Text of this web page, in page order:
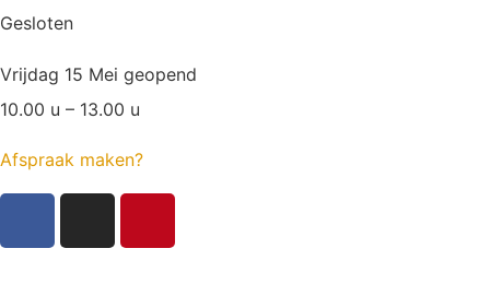
Gesloten
Vrijdag 15 Mei geopend
10.00 u – 13.00 u
Afspraak maken?